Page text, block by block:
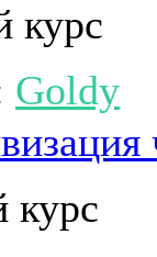
курс
Goldy
курс